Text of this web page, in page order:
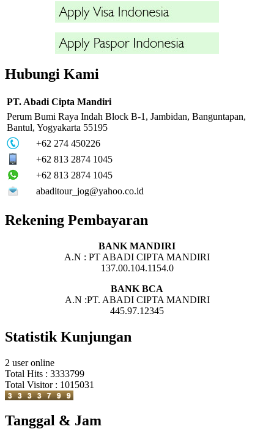
Hubungi Kami
PT. Abadi Cipta Mandiri
Perum Bumi Raya Indah Block B-1, Jambidan, Banguntapan,
Bantul, Yogyakarta 55195
+62 274 450226
+62 813 2874 1045
+62 813 2874 1045
abaditour_jog@yahoo.co.id
Rekening Pembayaran
BANK MANDIRI
A.N : PT ABADI CIPTA MANDIRI
137.00.104.1154.0
BANK BCA
A.N :PT. ABADI CIPTA MANDIRI
445.97.12345
Statistik Kunjungan
2 user online
Total Hits : 3333799
Total Visitor : 1015031
Tanggal & Jam